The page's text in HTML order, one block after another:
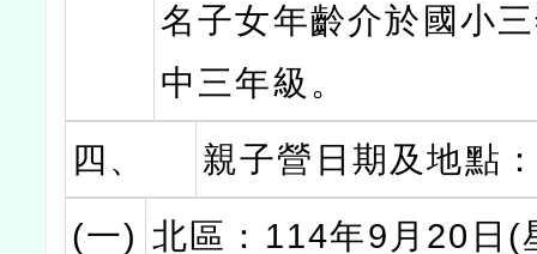
名子女年齡介於國小
中三年級。
四、
親子營日期及地點
(一) 北區：114年9月20日(